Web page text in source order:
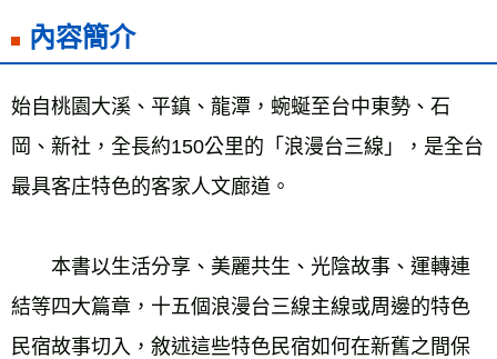
雜誌海外運費
內容簡介
始自桃園大溪、平鎮、龍潭，蜿蜒至台中東勢、石
岡、新社，全長約150公里的「浪漫台三線」，是全台
最具客庄特色的客家人文廊道。
本書以生活分享、美麗共生、光陰故事、運轉連
結等四大篇章，十五個浪漫台三線主線或周邊的特色
民宿故事切入，敘述這些特色民宿如何在新舊之間保